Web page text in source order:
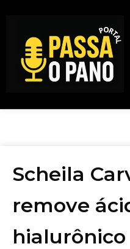
Scheila
remove
hialurônico